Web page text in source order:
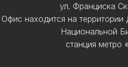
ул. Франциска
Офис находится на
Национальной
станция метро